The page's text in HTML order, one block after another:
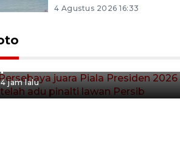
4 Agustus 2026 16:33
Persebaya juara Piala
Presiden 2026 setelah adu
4 jam lalu